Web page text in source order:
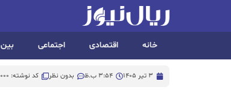
خانه اقتصادی اجتماعی بین
3 تیر 1405 3:54 ب.ظ بدون نظر کد نوشته: 61000